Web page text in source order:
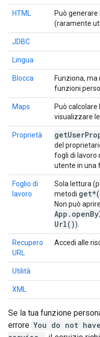
HTML
Può
(raramente
JDBC
Lingua
Blocca
Funziona,
funzioni
Maps
Può
visualizzare
Proprietà getUser
del
fogli di lavoro
utente in una
Foglio di
lavoro
Sola lettura
metodi
Non può
App . openBy
Url( )).
Recupero
URL
Accedi alle
Utilità
XML
Se la tua funzione
errore You do not